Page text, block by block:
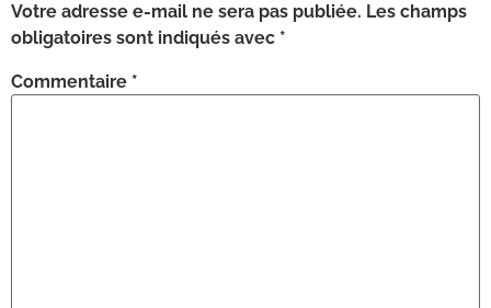
Votre adresse e-mail ne sera pas publiée. Les champs
obligatoires sont indiqués avec *
Commentaire *